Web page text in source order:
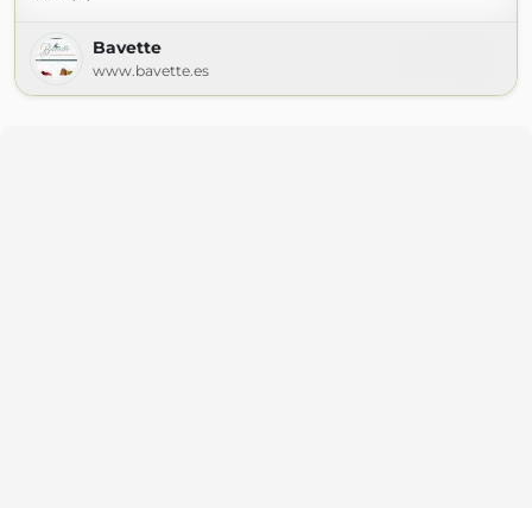
Bavette
www.bavette.es